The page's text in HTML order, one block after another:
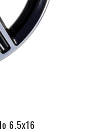
6.5x16